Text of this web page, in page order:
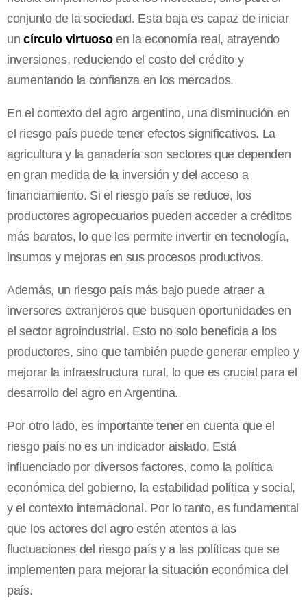
conjunto de la sociedad. Esta baja es capaz de iniciar
uncírculo virtuosoen la economía real, atrayendo
inversiones, reduciendo el costo del crédito y
aumentando la confianza en los mercados.
En el contexto del agro argentino, una disminución en
el riesgo país puede tener efectos significativos. La
agricultura y la ganadería son sectores que dependen
en gran medida de la inversión y del acceso a
financiamiento. Si el riesgo país se reduce, los
productores agropecuarios pueden acceder a créditos
más baratos, lo que les permite invertir en tecnología,
insumos y mejoras en sus procesos productivos.
Además, un riesgo país más bajo puede atraer a
inversores extranjeros que busquen oportunidades en
el sector agroindustrial. Esto no solo beneficia a los
productores, sino que también puede generar empleo y
mejorar la infraestructura rural, lo que es crucial para el
desarrollo del agro en Argentina.
Por otro lado, es importante tener en cuenta que el
riesgo país no es un indicador aislado. Está
influenciado por diversos factores, como la política
económica del gobierno, la estabilidad política y social,
y el contexto internacional. Por lo tanto, es fundamental
que los actores del agro estén atentos a las
fluctuaciones del riesgo país y a las políticas que se
implementen para mejorar la situación económica del
país.